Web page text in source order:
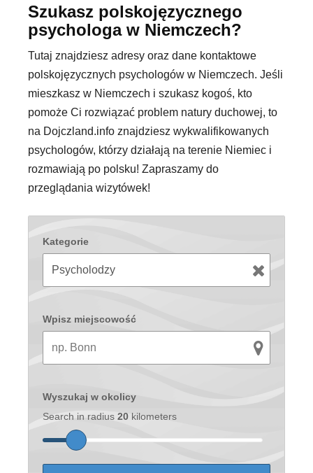
Szukasz polskojęzycznego
psychologa w Niemczech?
Tutaj znajdziesz adresy oraz dane kontaktowe
polskojęzycznych psychologów w Niemczech. Jeśli
mieszkasz w Niemczech i szukasz kogoś, kto
pomoże Ci rozwiązać problem natury duchowej, to
na Dojczland.info znajdziesz wykwalifikowanych
psychologów, którzy działają na terenie Niemiec i
rozmawiają po polsku! Zapraszamy do
przeglądania wizytówek!
Kategorie
Wpisz miejscowość
Wyszukaj w okolicy
Search in radius 20 kilometers